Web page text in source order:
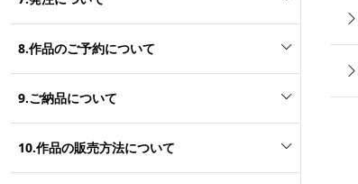
8.作品のご予約について
9.ご納品について
10.作品の販売方法について